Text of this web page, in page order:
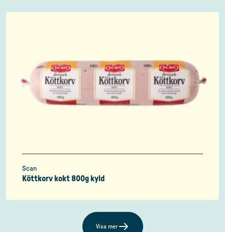
Scan
Köttkorv kokt 800g kyld
Visa mer